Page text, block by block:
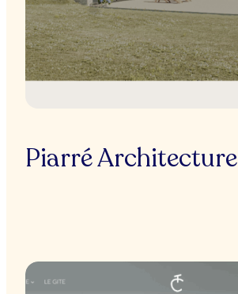
Piarré Architecture